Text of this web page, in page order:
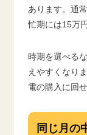
あります。通
忙期には15万
時期を選べる
えやすくなり
電の購入に回
同じ月の